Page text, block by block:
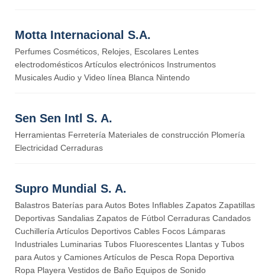
Motta Internacional S.A.
Perfumes Cosméticos, Relojes, Escolares Lentes
electrodomésticos Artículos electrónicos Instrumentos
Musicales Audio y Video línea Blanca Nintendo
Sen Sen Intl S. A.
Herramientas Ferretería Materiales de construcción Plomería
Electricidad Cerraduras
Supro Mundial S. A.
Balastros Baterías para Autos Botes Inflables Zapatos Zapatillas
Deportivas Sandalias Zapatos de Fútbol Cerraduras Candados
Cuchillería Artículos Deportivos Cables Focos Lámparas
Industriales Luminarias Tubos Fluorescentes Llantas y Tubos
para Autos y Camiones Artículos de Pesca Ropa Deportiva
Ropa Playera Vestidos de Baño Equipos de Sonido